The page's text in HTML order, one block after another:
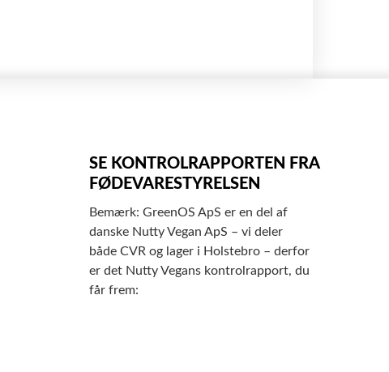
SE KONTROLRAPPORTEN FRA
FØDEVARESTYRELSEN
Bemærk: GreenOS ApS er en del af
danske Nutty Vegan ApS – vi deler
både CVR og lager i Holstebro – derfor
er det Nutty Vegans kontrolrapport, du
får frem: